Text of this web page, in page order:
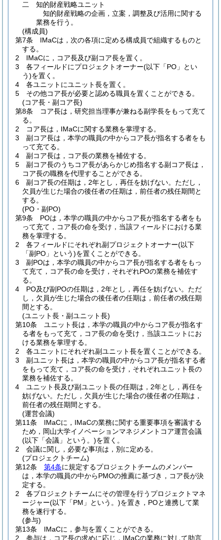
二
知的財産戦略ユニット
知的財産戦略の企画，立案，調整及び活用に関する
業務を行う。
(構成員)
第7条
IMaCは，次の各項に定める構成員で組織するものと
する。
2
IMaCに，コア長及び副コア長を置く。
3
各フィールドにプロジェクトオーナー(以下「PO」とい
う)を置く。
4
各ユニットにユニット長を置く。
5
その他コア長が必要と認める職員を置くことができる。
(コア長・副コア長)
第8条
コア長は，研究担当理事が兼ねる副学長をもって充て
る。
2
コア長は，IMaCに関する業務を掌理する。
3
副コア長は，本学の職員の中からコア長が指名する者をも
って充てる。
4
副コア長は，コア長の業務を補佐する。
5
副コア長のうちコア長があらかじめ指名する副コア長は，
コア長の職務を代理することができる。
6
副コア長の任期は，2年とし，再任を妨げない。 ただし，
欠員が生じた場合の後任者の任期は，前任者の残任期間と
する。
(PO・副PO)
第9条
POは，本学の職員の中からコア長が指名する者をも
って充て，コア長の命を受け，当該フィールドにおける業
務を掌理する。
2
各フィールドにそれぞれ副プロジェクトオーナー(以下
「副PO」という)を置くことができる。
3
副POは，本学の職員の中からコア長が指名する者をもっ
て充て，コア長の命を受け，それぞれPOの業務を補佐す
る。
4
PO及び副POの任期は，2年とし，再任を妨げない。 ただ
し，欠員が生じた場合の後任者の任期は，前任者の残任期
間とする。
(ユニット長・副ユニット長)
第10条
ユニット長は，本学の職員の中からコア長が指名す
る者をもって充て，コア長の命を受け，当該ユニットにお
ける業務を掌理する。
2
各ユニットにそれぞれ副ユニット長を置くことができる。
3
副ユニット長は，本学の職員の中からコア長が指名する者
をもって充て，コア長の命を受け，それぞれユニット長の
業務を補佐する。
4
ユニット長及び副ユニット長の任期は，2年とし，再任を
妨げない。 ただし，欠員が生じた場合の後任者の任期は，
前任者の残任期間とする。
(運営会議)
第11条
IMaCに，IMaCの業務に関する重要事項を審議する
ため，岡山大学イノベーションマネジメントコア運営会議
(以下「会議」という。)を置く。
2
会議に関し，必要な事項は，別に定める。
(プロジェクトチーム)
第12条
第4条に規定するプロジェクトチームのメンバー
は，本学の職員の中からPMOの推薦に基づき，コア長が決
定する。
2
各プロジェクトチームにその管理を行うプロジェクトマネ
ージャー(以下「PM」という。)を置き，POと連携して業
務を遂行する。
(参与)
第13条
IMaCに，参与を置くことができる。
2
参与は，コア長の求めに応じ，IMaCの業務に対して助言